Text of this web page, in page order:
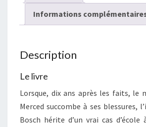
Informations
Description
Le livre
Lorsque, dix ans après les faits, le
Merced succombe à ses blessures,
Bosch hérite d’un vrai cas